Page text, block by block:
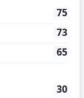
Marie
fait son
tout